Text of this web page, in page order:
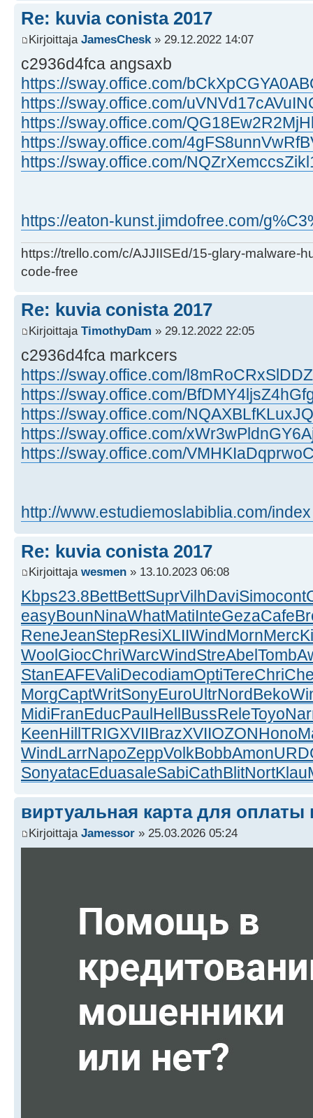
Re: kuvia conista 2017
Kirjoittaja JamesChesk » 29.12.2022 14:07
c2936d4fca angsaxb
https://sway.office.com/
https://sway.office.com/
https://sway.office.com/
https://sway.office.com/
https://sway.office.com/
https://eaton-kunst.jimdofree.com/
https://trello.com/c/AJJIISEd/15-glary-malware-
code-free
Re: kuvia conista 2017
Kirjoittaja TimothyDam » 29.12.2022 22:05
c2936d4fca markcers
https://sway.office.com/
https://sway.office.com/
https://sway.office.com/
https://sway.office.com/
https://sway.office.com/
http://www.estudiemoslabiblia.com/
Re: kuvia conista 2017
Kirjoittaja wesmen » 13.10.2023 06:08
Kbps23.8BettBettSuprVilhDaviSimocont
easyBounNinaWhatMatiInteGezaCafe
ReneJeanStepResiXLIIWindMornMerc
Wool GiocChriWarcWindStreAbel Tomb
StanEAFEValiDecodiamOptiTereChri
MorgCaptWritSonyEuroUltrNordBeko
MidiFranEducPaul Hell BussReleToyo
KeenHill TRIGXVIIBrazXVIIOZONHono
WindLarrNapoZeppVolkBobbAmon
SonyatacEduasaleSabiCathBlitNortKlau
виртуальная карта для оплаты
Kirjoittaja Jamessor » 25.03.2026 05:24